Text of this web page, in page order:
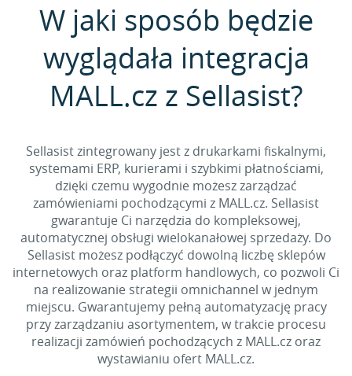
W jaki sposób będzie
wyglądała integracja
MALL.cz z Sellasist?
Sellasist zintegrowany jest z drukarkami fiskalnymi,
systemami ERP, kurierami i szybkimi płatnościami,
dzięki czemu wygodnie możesz zarządzać
zamówieniami pochodzącymi z MALL.cz. Sellasist
gwarantuje Ci narzędzia do kompleksowej,
automatycznej obsługi wielokanałowej sprzedaży. Do
Sellasist możesz podłączyć dowolną liczbę sklepów
internetowych oraz platform handlowych, co pozwoli Ci
na realizowanie strategii omnichannel w jednym
miejscu. Gwarantujemy pełną automatyzację pracy
przy zarządzaniu asortymentem, w trakcie procesu
realizacji zamówień pochodzących z MALL.cz oraz
wystawianiu ofert MALL.cz.